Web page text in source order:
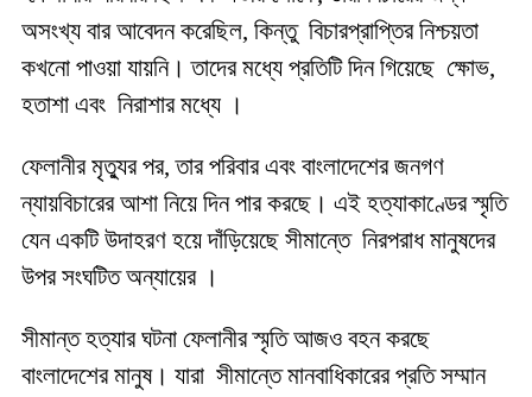
অসংখ্য বার আবেদন করেছিল, কিন্তু বিচারপ্রাপ্তির নিশ্চয়তা
কখনো পাওয়া যায়নি। তাদের মধ্যে প্রতিটি দিন গিয়েছে ক্ষোভ,
হতাশা এবং নিরাশার মধ্যে ।
ফেলানীর মৃত্যুর পর, তার পরিবার এবং বাংলাদেশের জনগণ
ন্যায়বিচারের আশা নিয়ে দিন পার করছে। এই হত্যাকাণ্ডের স্মৃতি
যেন একটি উদাহরণ হয়ে দাঁড়িয়েছে সীমান্তে নিরপরাধ মানুষদের
উপর সংঘটিত অন্যায়ের ।
সীমান্ত হত্যার ঘটনা ফেলানীর স্মৃতি আজও বহন করছে
বাংলাদেশের মানুষ। যারা সীমান্তে মানবাধিকারের প্রতি সম্মান